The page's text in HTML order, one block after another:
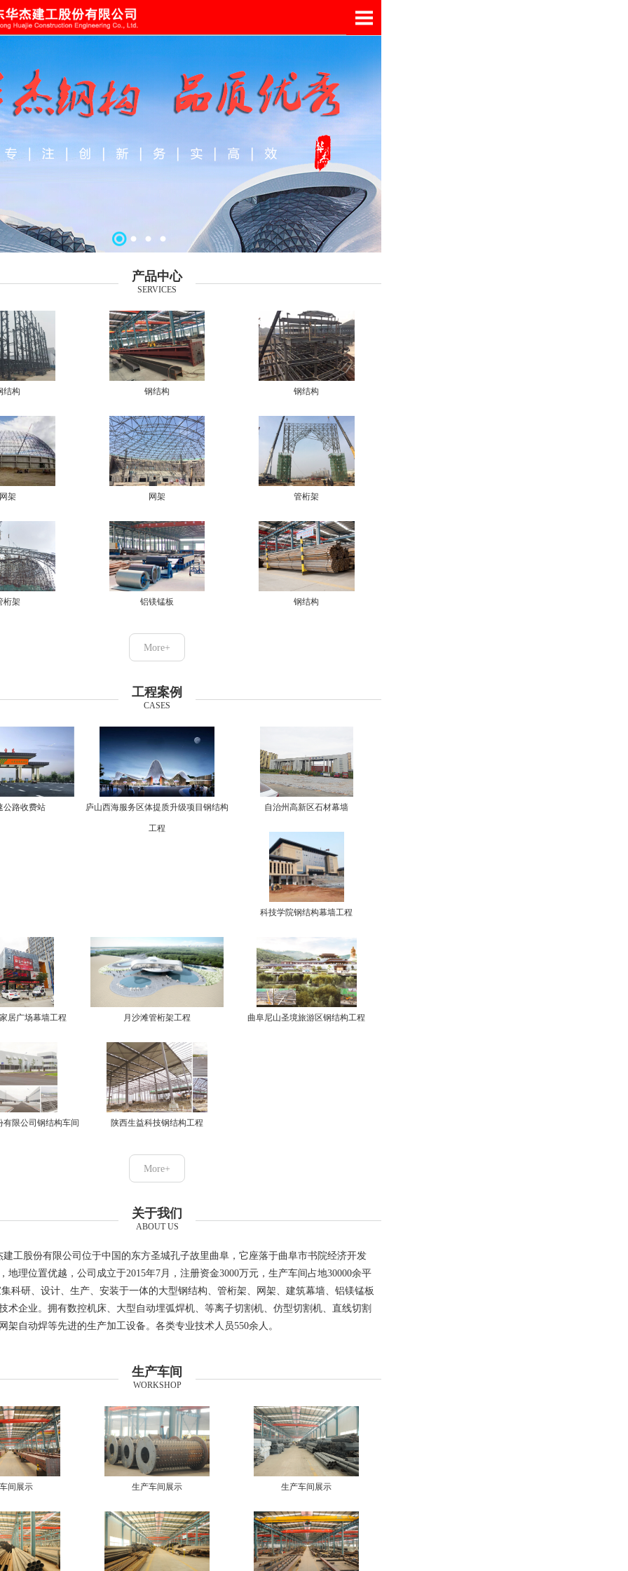
产品中心
SERVICES
结构 钢结构 钢结构
架 网架 管桁架
桁架 铝镁锰板 钢结构
More+
工程案例
CASES
公路收费站 庐山西海服务区体提质升级项目钢结构
工程
自治州高新区石材幕墙
科技学院钢结构幕墙工程
居广场幕墙工程 月沙滩管桁架工程 曲阜尼山圣境旅游区钢结构工程
限公司钢结构车间 陕西生益科技钢结构工程
More+
关于我们
ABOUT US
建工股份有限公司位于中国的东方圣城孔子故里曲阜，它座落于曲阜市书院经济开发
地理位置优越，公司成立于2015年7月，注册资金3000万元，生产车间占地30000余平
科研、设计、生产、安装于一体的大型钢结构、管桁架、网架、建筑幕墙、铝镁锰板
术企业。拥有数控机床、大型自动埋弧焊机、等离子切割机、仿型切割机、直线切割
架自动焊等先进的生产加工设备。各类专业技术人员550余人。
生产车间
WORKSHOP
间展示 生产车间展示 生产车间展示